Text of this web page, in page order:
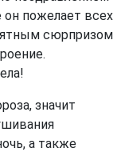
пожелает всех
сюрпризом
значит
а также